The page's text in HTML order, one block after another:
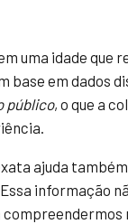
uma idade que
base em dados
público, o que a
ajuda
informação